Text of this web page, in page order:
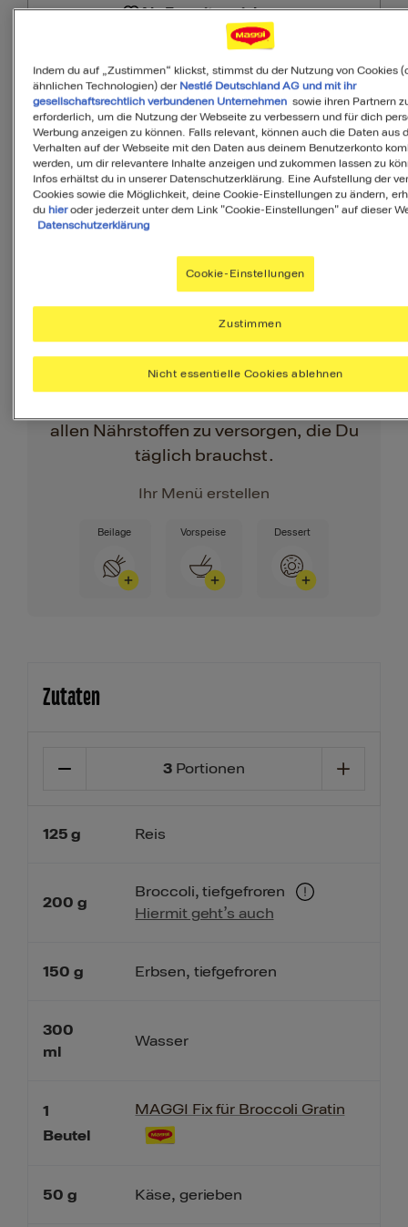
Als Favorit speichern
PDF
85
Ist diese Mahlzeit
ausgewogen?
allen Nährstoffen zu versorgen, die Du
täglich brauchst.
Ihr Menü erstellen
Beilage Vorspeise Dessert
Zutaten
3 Portionen
125 g
200 g
150 g
300
ml
1
Beutel
50 g
Reis
Broccoli, tiefgefroren
Hiermit geht’s auch
Erbsen, tiefgefroren
Wasser
MAGGI Fix für Broccoli Gratin
Käse, gerieben
Indem du auf „Zustimmen“ klickst, stimmst du der Nutzung von Cookies
ähnlichen Technologien) der Nestlé Deutschland AG und mit ihr
gesellschaftsrechtlich verbundenen Unternehmensowie ihren Partnern
erforderlich, um die Nutzung der Webseite zu verbessern und für dich
Werbung anzeigen zu können. Falls relevant, können auch die Daten aus
Verhalten auf der Webseite mit den Daten aus deinem Benutzerkonto
werden, um dir relevantere Inhalte anzeigen und zukommen lassen zu
Infos erhältst du in unserer Datenschutzerklärung. Eine Aufstellung der
Cookies sowie die Möglichkeit, deine Cookie-Einstellungen zu ändern,
du hieroder jederzeit unter dem Link "Cookie-Einstellungen" auf dieser
Datenschutzerklärung
Cookie-Einstellungen
Nicht essentielle Cookies ablehnen
Zustimmen